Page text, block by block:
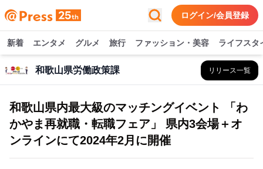
ログイン/会員登録
新着 エンタメ グルメ 旅行 ファッション・美容 ライフスタ
和歌山県労働政策課 リリース一覧
和歌山県内最大級のマッチングイベント 「わ
かやま再就職・転職フェア」 県内3会場＋オ
ンラインにて2024年2月に開催